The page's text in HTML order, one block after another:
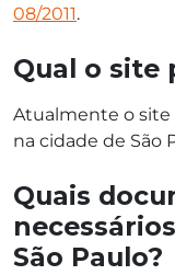
08/2011.
Qual o site
Atualmente o site
na cidade de São
Quais
São Paulo?